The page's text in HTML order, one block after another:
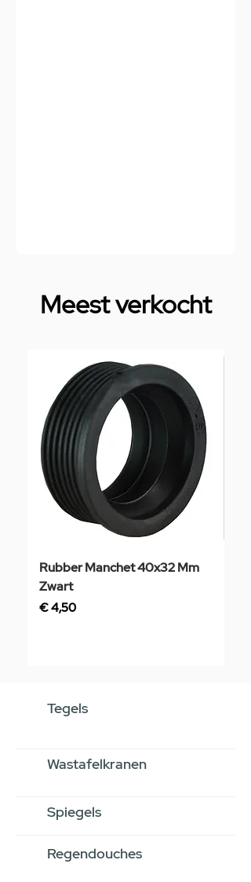
Meest verkocht
Rubber Manchet 40x32 Mm
Zwart
Prijs
€ 4,50
Tegels
Wastafelkranen
Spiegels
Regendouches